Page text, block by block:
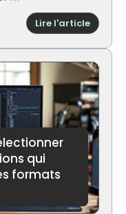
Lire l'article:
de
coller
les
de
votre
ici
:
le
qui
formats